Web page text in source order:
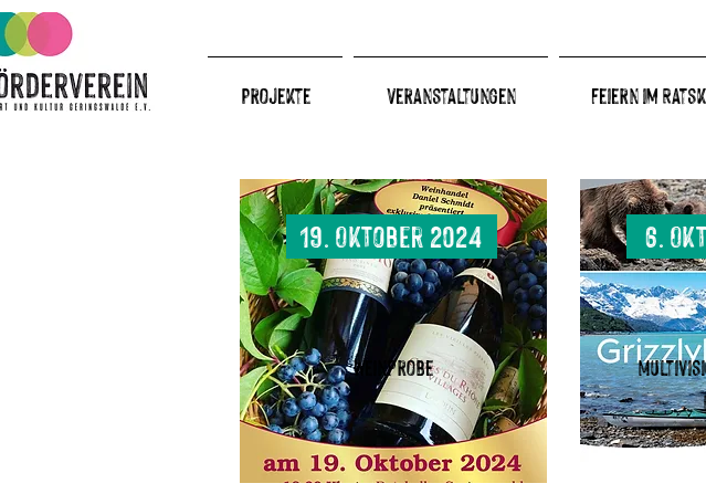
Projekte Veranstaltungen Feiern im
Weinprobe
19. Oktober 2024 6.